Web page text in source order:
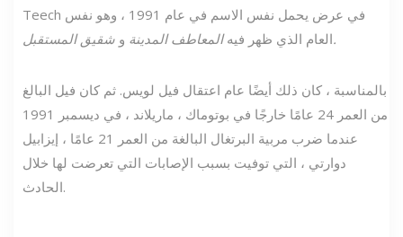
Teech في عرض يحمل نفس الاسم في عام 1991 ، وهو نفس
العام الذي ظهر فيهالمعاطف المدينة و شقيق المستقبل.
بالمناسبة ، كان ذلك أيضًا عام اعتقال فيل لويس. ثم كان فيل البالغ
من العمر 24 عامًا خارجًا في بوتوماك ، ماريلاند ، في ديسمبر 1991
عندما ضرب مربية البرتغال البالغة من العمر 21 عامًا ، إيزابيل
دوارتي ، التي توفيت بسبب الإصابات التي تعرضت لها خلال
الحادث.